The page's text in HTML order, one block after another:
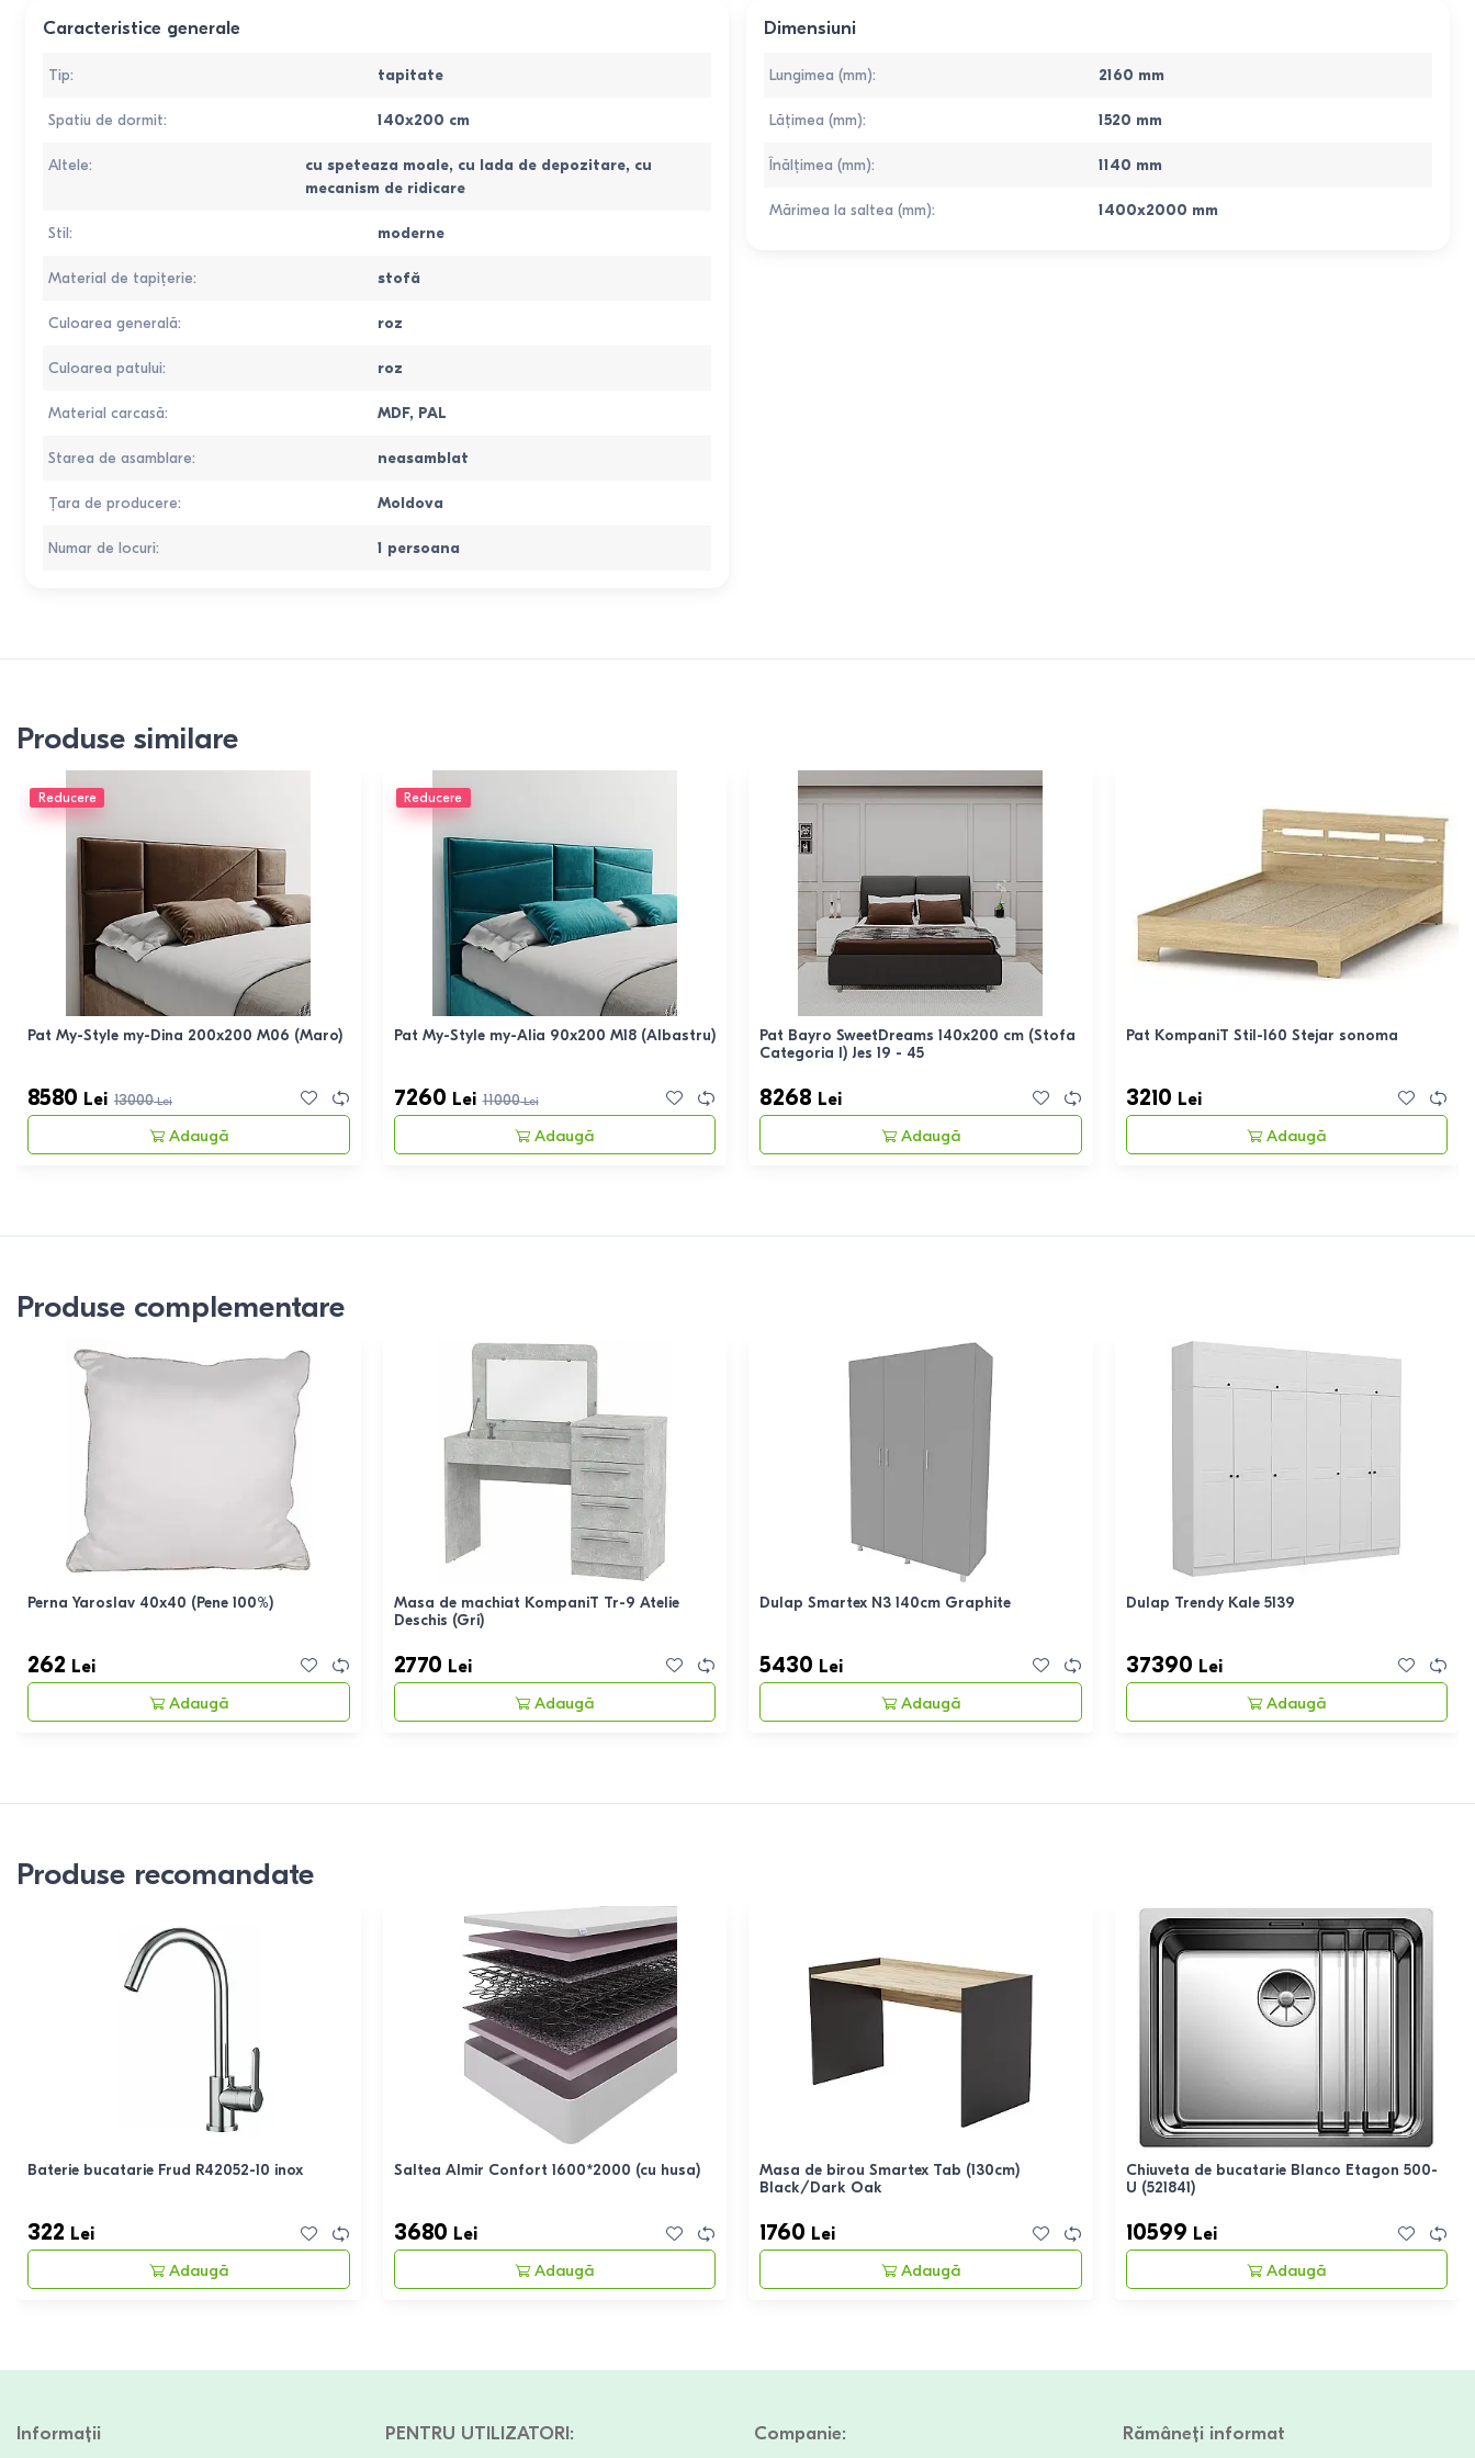
Caracteristice generale
Tip: tapitate
Spatiu de dormit: 140x200 cm
Altele: cu speteaza moale, cu lada de depozitare, cu
mecanism de ridicare
Stil: moderne
Material de tapițerie: stofă
Culoarea generală: roz
Culoarea patului: roz
Material carcasă: MDF, PAL
Starea de asamblare: neasamblat
Țara de producere: Moldova
Numar de locuri: 1 persoana
Dimensiuni
Lungimea (mm): 2160 mm
Lățimea (mm): 1520 mm
Înălțimea (mm): 1140 mm
Mărimea la saltea (mm): 1400x2000 mm
Produse similare
Reducere
Pat My-Style my-Dina 200x200 M06 (Maro)
8580 Lei 13000Lei
Adaugă
Reducere
Pat My-Style my-Alia 90x200 M18 (Albastru)
7260 Lei 11000Lei
Adaugă
Pat Bayro SweetDreams 140x200 cm (Stofa
Categoria I) Jes 19 - 45
8268 Lei
Adaugă
Pat KompaniT Stil-160 Stejar sonoma
3210 Lei
Adaugă
Produse complementare
Perna Yaroslav 40x40 (Pene 100%)
262 Lei
Adaugă
Masa de machiat KompaniT Tr-9 Atelie
Deschis (Gri)
2770 Lei
Adaugă
Dulap Smartex N3 140cm Graphite
5430 Lei
Adaugă
Dulap Trendy Kale 5139
37390 Lei
Adaugă
Produse recomandate
Baterie bucatarie Frud R42052-10 inox
322 Lei
Adaugă
Saltea Almir Confort 1600*2000 (cu husa)
3680 Lei
Adaugă
Masa de birou Smartex Tab (130cm)
Black/Dark Oak
1760 Lei
Adaugă
Chiuveta de bucatarie Blanco Etagon 500-
U (521841)
10599 Lei
Adaugă
Informații PENTRU UTILIZATORI: Companie: Rămâneți informat